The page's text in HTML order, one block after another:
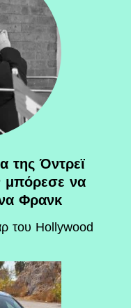
της Όντρεϊ
μπόρεσε να
Φρανκ
του Hollywood